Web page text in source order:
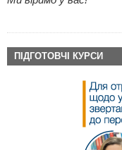
ПІДГОТОВЧІ КУРСИ